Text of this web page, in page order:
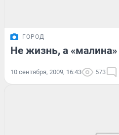
ГОРОД
Не жизнь, а «малина»
10 сентября, 2009, 16:43 573